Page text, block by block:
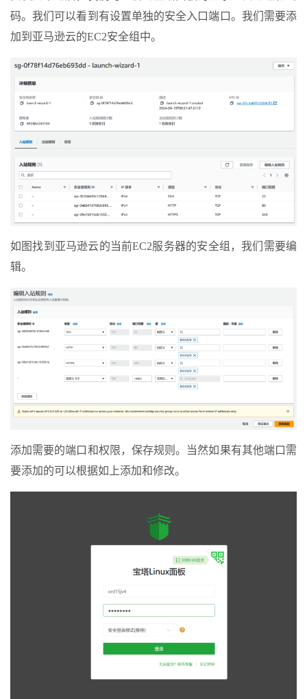
码。我们可以看到有设置单独的安全入口端口。我们需要添
加到亚马逊云的EC2安全组中。
如图找到亚马逊云的当前EC2服务器的安全组，我们需要编
辑。
添加需要的端口和权限，保存规则。当然如果有其他端口需
要添加的可以根据如上添加和修改。